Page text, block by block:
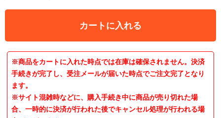
カートに入れる
※商品をカートに入れた時点では在庫は確保されません。決済
手続きが完了し、受注メールが届いた時点でご注文完了となり
ます。
※サイト混雑時などに、購入手続き中に商品が売り切れた場
合、一時的に決済が行われた後でキャンセル処理が行われる場